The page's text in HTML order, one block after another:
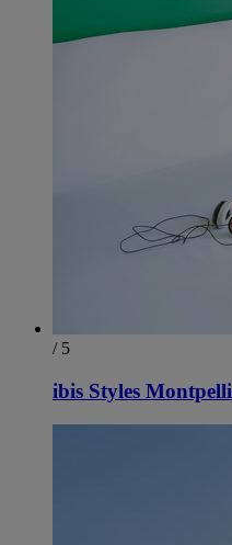
/ 5
ibis Styles